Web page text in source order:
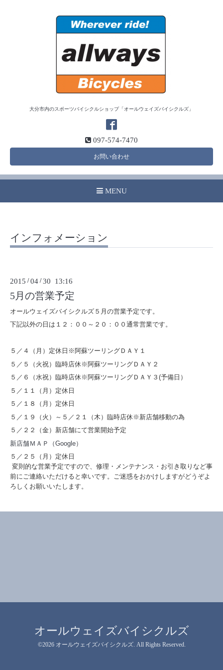
大分市内のスポーツバイシクルショップ「オールウェイズバイシクルズ」
097-574-7470
お問い合わせ
MENU
インフォメーション
2015 /04 /30 13:16
5月の営業予定
オールウェイズバイシクルズ５月の営業予定です。
下記以外の日は１２：００～２０：００通常営業です。
５／４（月）定休日※阿蘇ツーリングＤＡＹ１
５／５（火祝）臨時店休※阿蘇ツーリングＤＡＹ２
５／６（水祝）臨時店休※阿蘇ツーリングＤＡＹ３(予備日）
５／１１（月）定休日
５／１８（月）定休日
５／１９（火）～５／２１（木）臨時店休※新店舗移動の為
５／２２（金）新店舗にて営業開始予定
新店舗ＭＡＰ（Google）
５／２５（月）定休日
変則的な営業予定ですので、修理・メンテナンス・お引き取りなど事
前にご連絡いただけると幸いです。ご迷惑をおかけしますがどうぞよ
ろしくお願いいたします。
オールウェイズバイシクルズ
©2026 オールウェイズバイシクルズ. All Rights Reserved.